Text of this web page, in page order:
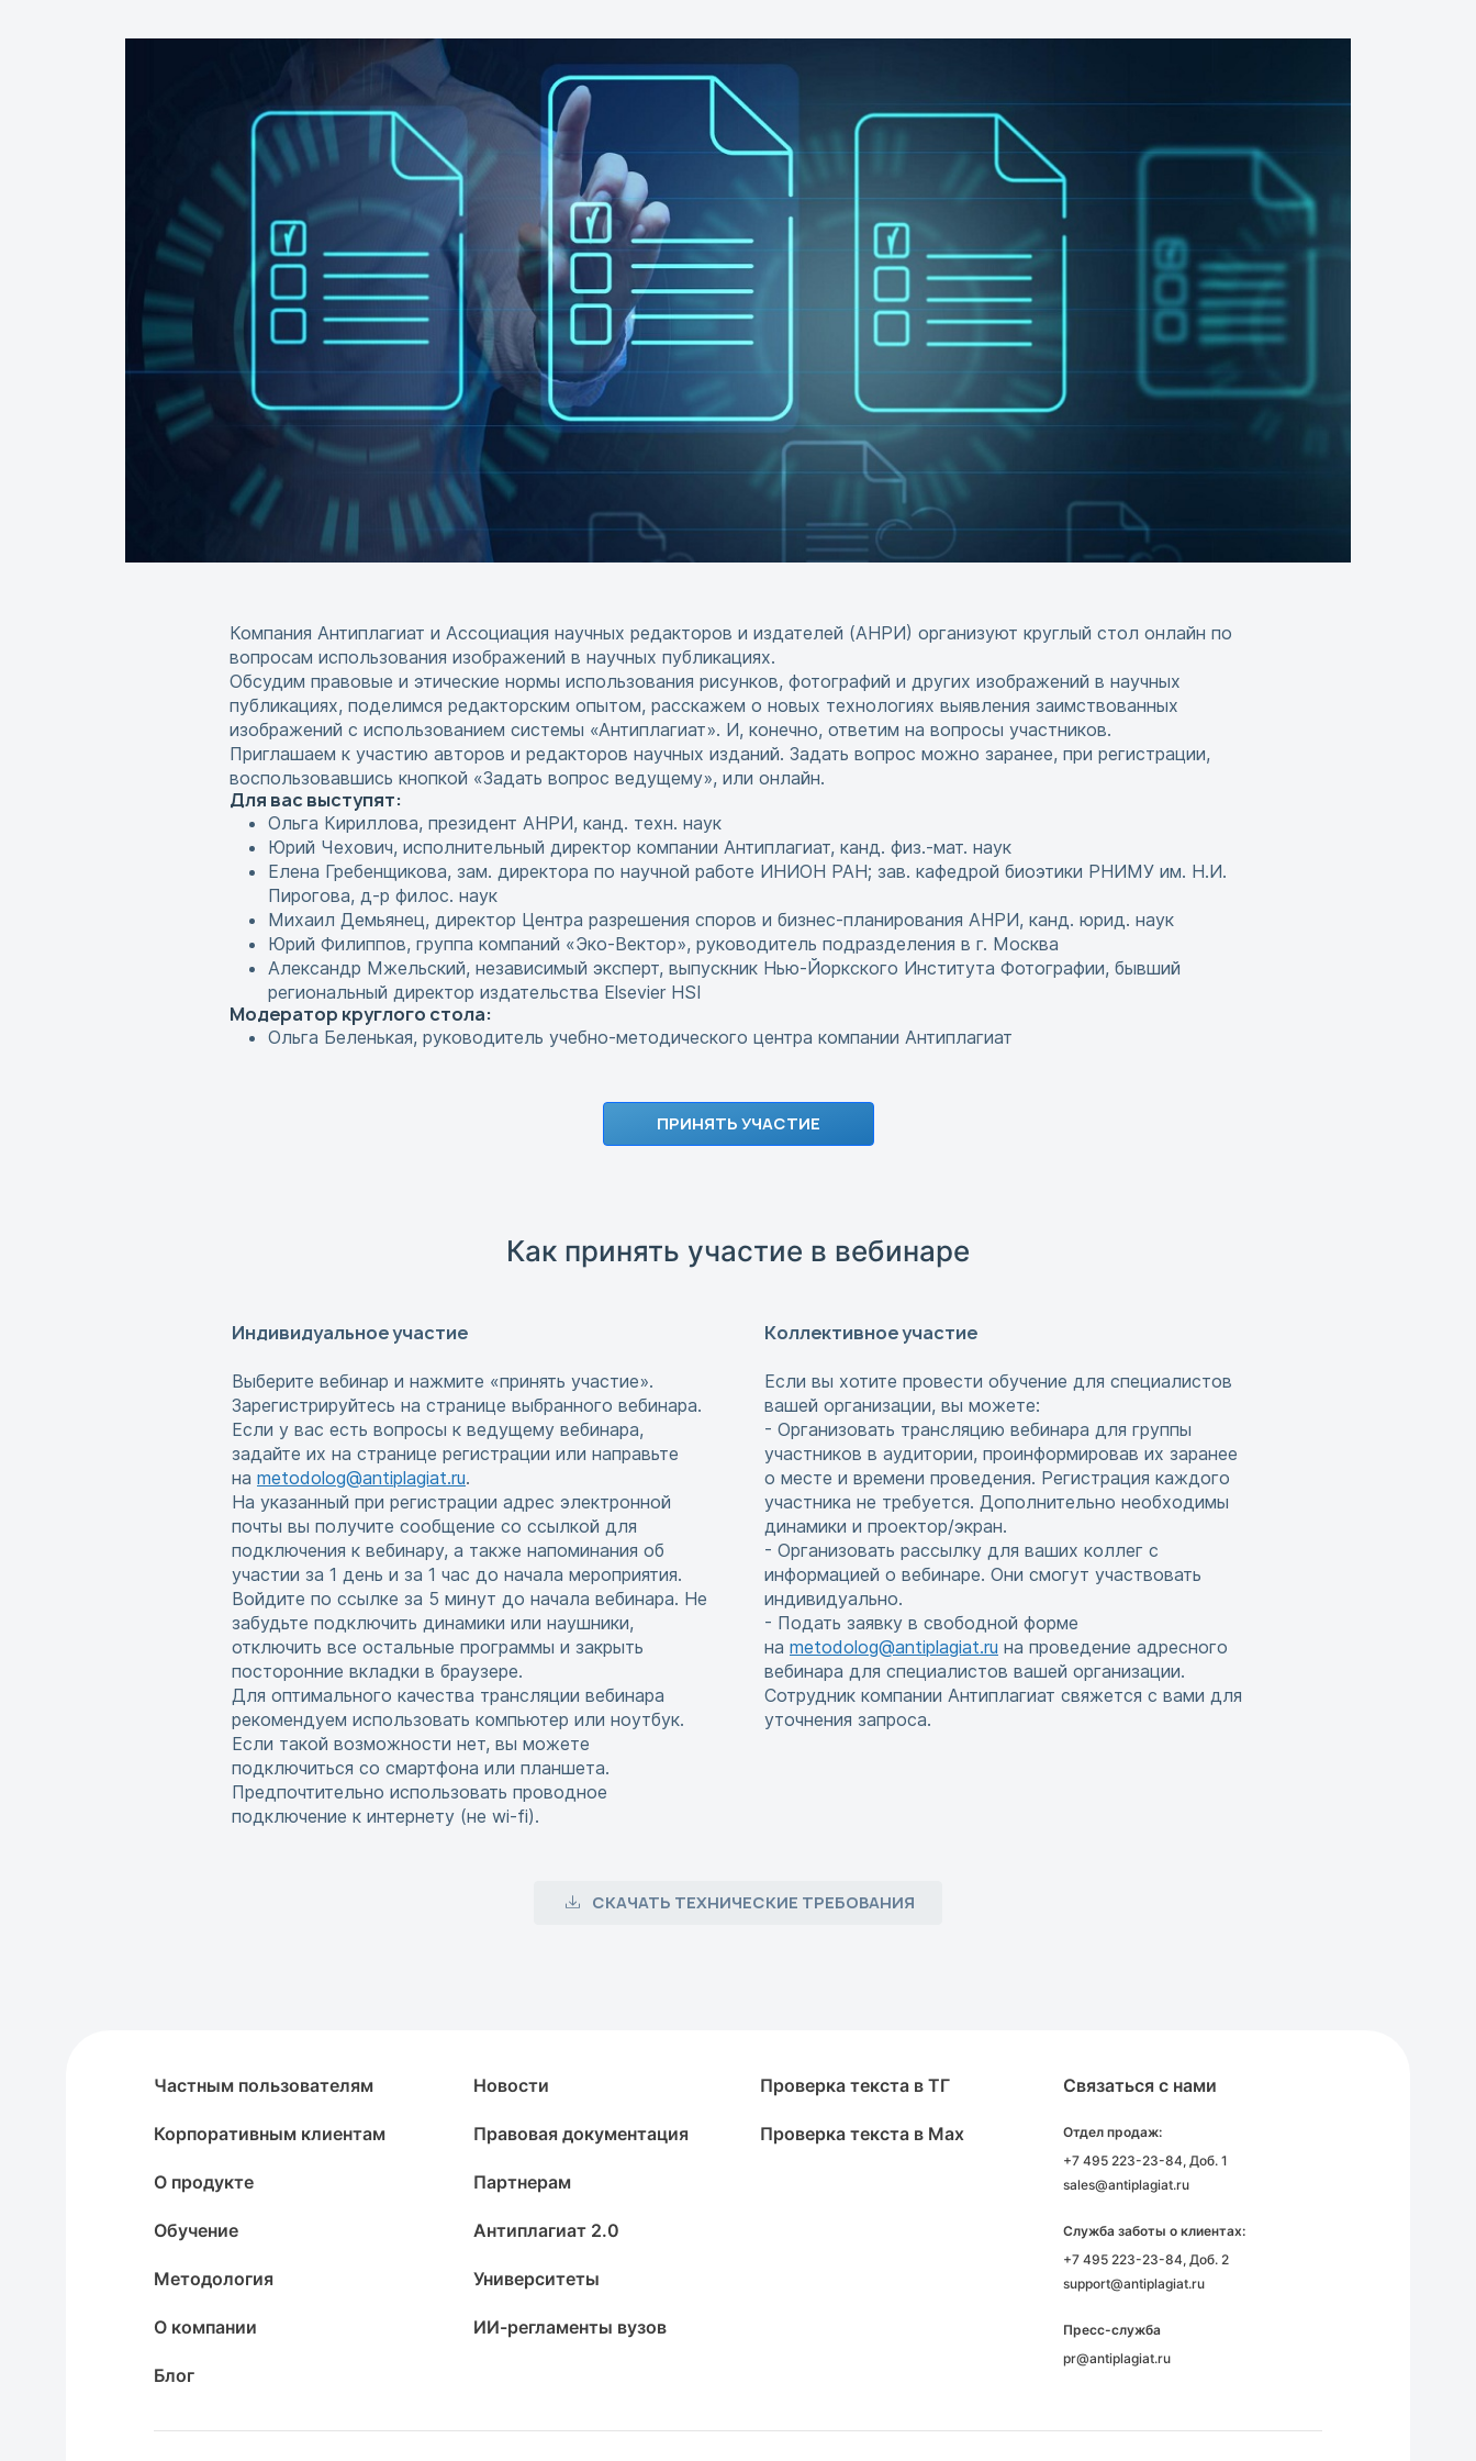
Компания Антиплагиат и Ассоциация научных редакторов и издателей (АНРИ) организуют круглый стол онлайн по
вопросам использования изображений в научных публикациях.
Обсудим правовые и этические нормы использования рисунков, фотографий и других изображений в научных
публикациях, поделимся редакторским опытом, расскажем о новых технологиях выявления заимствованных
изображений с использованием системы «Антиплагиат». И, конечно, ответим на вопросы участников.
Приглашаем к участию авторов и редакторов научных изданий. Задать вопрос можно заранее, при регистрации,
воспользовавшись кнопкой «Задать вопрос ведущему», или онлайн.
Для вас выступят:
Ольга Кириллова, президент АНРИ, канд. техн. наук
Юрий Чехович, исполнительный директор компании Антиплагиат, канд. физ.-мат. наук
Елена Гребенщикова, зам. директора по научной работе ИНИОН РАН; зав. кафедрой биоэтики РНИМУ им. Н.И.
Пирогова, д-р филос. наук
Михаил Демьянец, директор Центра разрешения споров и бизнес-планирования АНРИ, канд. юрид. наук
Юрий Филиппов, группа компаний «Эко-Вектор», руководитель подразделения в г. Москва
Александр Мжельский, независимый эксперт, выпускник Нью-Йоркского Института Фотографии, бывший
региональный директор издательства Elsevier HSI
Модератор круглого стола:
Ольга Беленькая, руководитель учебно-методического центра компании Антиплагиат
ПРИНЯТЬ УЧАСТИЕ
Как принять участие в вебинаре
Индивидуальное участие
Выберите вебинар и нажмите «принять участие».
Зарегистрируйтесь на странице выбранного вебинара.
Если у вас есть вопросы к ведущему вебинара,
задайте их на странице регистрации или направьте
на metodolog@antiplagiat.ru.
На указанный при регистрации адрес электронной
почты вы получите сообщение со ссылкой для
подключения к вебинару, а также напоминания об
участии за 1 день и за 1 час до начала мероприятия.
Войдите по ссылке за 5 минут до начала вебинара. Не
забудьте подключить динамики или наушники,
отключить все остальные программы и закрыть
посторонние вкладки в браузере.
Для оптимального качества трансляции вебинара
рекомендуем использовать компьютер или ноутбук.
Если такой возможности нет, вы можете
подключиться со смартфона или планшета.
Предпочтительно использовать проводное
подключение к интернету (не wi-fi).
Коллективное участие
Если вы хотите провести обучение для специалистов
вашей организации, вы можете:
- Организовать трансляцию вебинара для группы
участников в аудитории, проинформировав их заранее
о месте и времени проведения. Регистрация каждого
участника не требуется. Дополнительно необходимы
динамики и проектор/экран.
- Организовать рассылку для ваших коллег с
информацией о вебинаре. Они смогут участвовать
индивидуально.
- Подать заявку в свободной форме
на metodolog@antiplagiat.ru на проведение адресного
вебинара для специалистов вашей организации.
Сотрудник компании Антиплагиат свяжется с вами для
уточнения запроса.
СКАЧАТЬ ТЕХНИЧЕСКИЕ ТРЕБОВАНИЯ
Частным пользователям
Корпоративным клиентам
О продукте
Обучение
Методология
О компании
Блог
Новости
Правовая документация
Партнерам
Антиплагиат 2.0
Университеты
ИИ-регламенты вузов
Проверка текста в ТГ
Проверка текста в Max
Связаться с нами
Отдел продаж:
+7 495 223-23-84, Доб. 1
sales@antiplagiat.ru
Служба заботы о клиентах:
+7 495 223-23-84, Доб. 2
support@antiplagiat.ru
Пресс-служба
pr@antiplagiat.ru